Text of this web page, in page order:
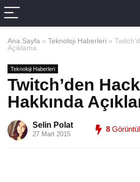
Ana Sayfa » Teknoloji Haberleri »
Açıklama
Teknoloji Haberleri
Twitch’den Hack
Hakkında
Selin Polat
27 Mart 2015
8